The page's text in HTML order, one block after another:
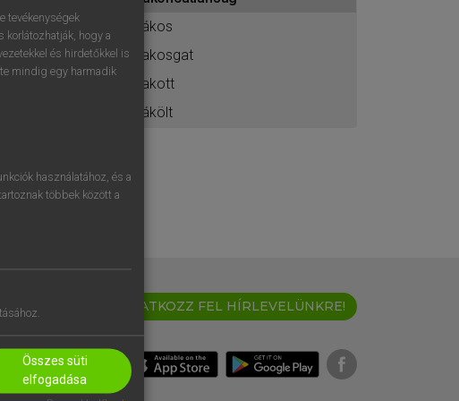
belépek.
rákos
rakosgat
rakott
rákölt
IRATKOZZ FEL HÍRLEVELÜNKRE!
tevékenységek
korlátozhatják, hogy a
és hirdetőkkel is
mindig egy harmadik
használatához, és a
többek között a
Összes süti
elfogadása